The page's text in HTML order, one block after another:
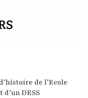
de l’Ecole
DESS